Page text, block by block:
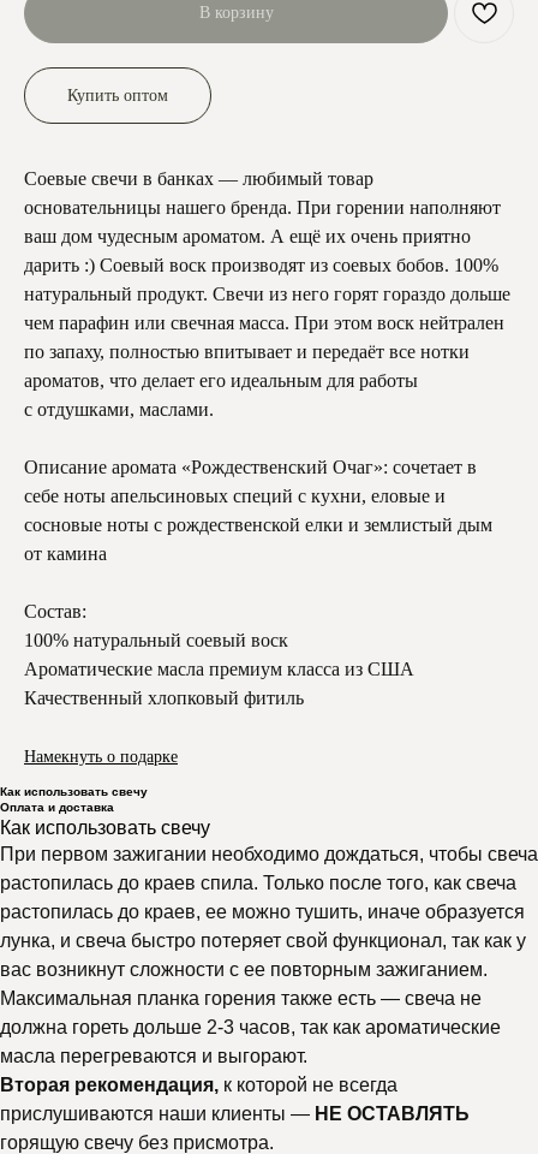
В корзину
Купить оптом
Соевые свечи в банках — любимый товар
основательницы нашего бренда. При горении наполняют
ваш дом чудесным ароматом. А ещё их очень приятно
дарить :) Соевый воск производят из соевых бобов. 100%
натуральный продукт. Свечи из него горят гораздо дольше
чем парафин или свечная масса. При этом воск нейтрален
по запаху, полностью впитывает и передаёт все нотки
ароматов, что делает его идеальным для работы
с отдушками, маслами.
Описание аромата «Рождественский Очаг»: сочетает в
себе ноты апельсиновых специй с кухни, еловые и
сосновые ноты с рождественской елки и землистый дым
от камина
Состав:
100% натуральный соевый воск
Ароматические масла премиум класса из США
Качественный хлопковый фитиль
Намекнуть о подарке
Как использовать свечу
Оплата и доставка
Как использовать свечу
При первом зажигании необходимо дождаться, чтобы свеча
растопилась до краев спила. Только после того, как свеча
растопилась до краев, ее можно тушить, иначе образуется
лунка, и свеча быстро потеряет свой функционал, так как у
вас возникнут сложности с ее повторным зажиганием.
Максимальная планка горения также есть — свеча не
должна гореть дольше 2-3 часов, так как ароматические
масла перегреваются и выгорают.
Вторая рекомендация, к которой не всегда
прислушиваются наши клиенты — НЕ ОСТАВЛЯТЬ
горящую свечу без присмотра.